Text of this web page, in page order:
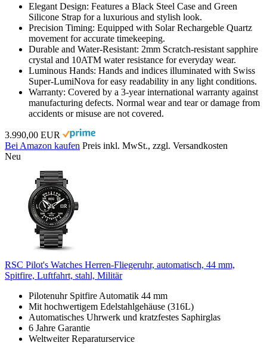
Elegant Design: Features a Black Steel Case and Green
Silicone Strap for a luxurious and stylish look.
Precision Timing: Equipped with Solar Rechargeble Quartz
movement for accurate timekeeping.
Durable and Water-Resistant: 2mm Scratch-resistant sapphire
crystal and 10ATM water resistance for everyday wear.
Luminous Hands: Hands and indices illuminated with Swiss
Super-LumiNova for easy readability in any light conditions.
Warranty: Covered by a 3-year international warranty against
manufacturing defects. Normal wear and tear or damage from
accidents or misuse are not covered.
3.990,00 EUR
Bei Amazon kaufen Preis inkl. MwSt., zzgl. Versandkosten
Neu
RSC Pilot's Watches Herren-Fliegeruhr, automatisch, 44 mm,
Spitfire, Luftfahrt, stahl, Militär
Pilotenuhr Spitfire Automatik 44 mm
Mit hochwertigem Edelstahlgehäuse (316L)
Automatisches Uhrwerk und kratzfestes Saphirglas
6 Jahre Garantie
Weltweiter Reparaturservice